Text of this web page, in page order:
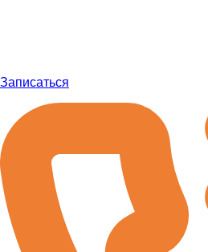
Записаться